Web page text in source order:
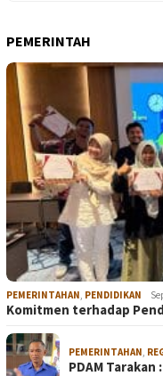
PEMERINTAH
PEMERINTAHAN PENDIDIKAN
Komitmen terhadap
PEMERINTAHAN
PDAM